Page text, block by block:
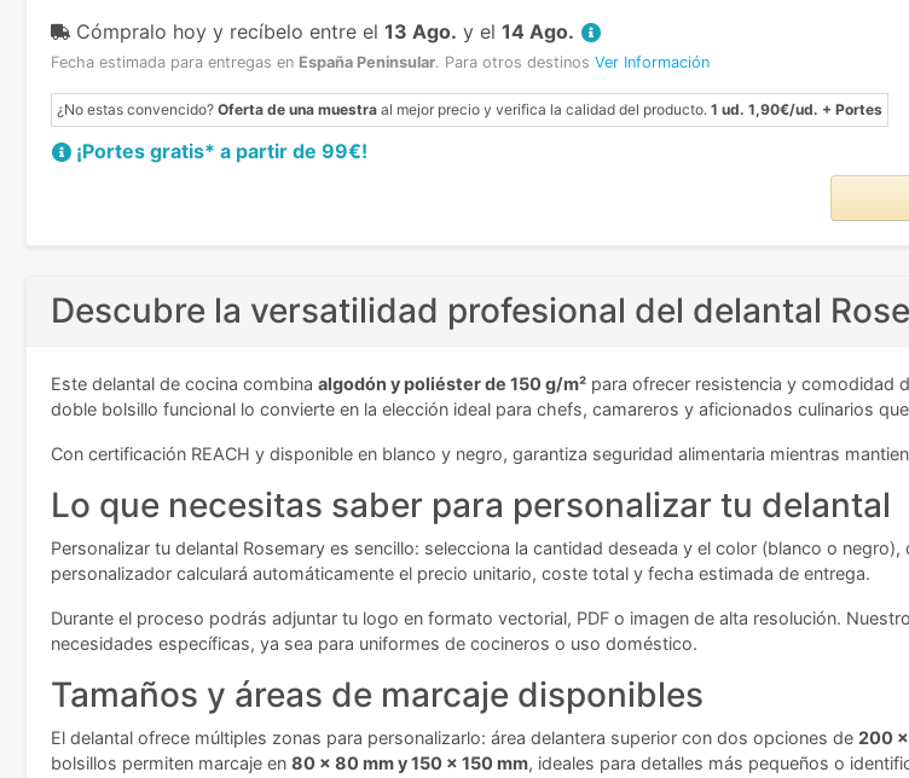
Cómpralo hoy y recíbelo entre el 13 Ago. y el 14 Ago.
Fecha estimada para entregas en España Peninsular. Para otros destinos Ver Información
¿No estas convencido? Oferta de una muestra al mejor precio y verifica la calidad del producto. 1 ud. 1,90€/ud. + Portes
¡Portes gratis* a partir de 99€!
Descubre la versatilidad profesional del delantal
Este delantal de cocina combina algodón y poliéster de 150 g/m² para ofrecer resistencia y comodidad
doble bolsillo funcional lo convierte en la elección ideal para chefs, camareros y aficionados culinarios
Con certificación REACH y disponible en blanco y negro, garantiza seguridad alimentaria mientras
Lo que necesitas saber para personalizar tu delantal
Personalizar tu delantal Rosemary es sencillo: selecciona la cantidad deseada y el color (blanco o
personalizador calculará automáticamente el precio unitario, coste total y fecha estimada de entrega.
Durante el proceso podrás adjuntar tu logo en formato vectorial, PDF o imagen de alta resolución.
necesidades específicas, ya sea para uniformes de cocineros o uso doméstico.
Tamaños y áreas de marcaje disponibles
El delantal ofrece múltiples zonas para personalizarlo: área delantera superior con dos opciones de 200 x
bolsillos permiten marcaje en 80 x 80 mm y 150 x 150 mm, ideales para detalles más pequeños o